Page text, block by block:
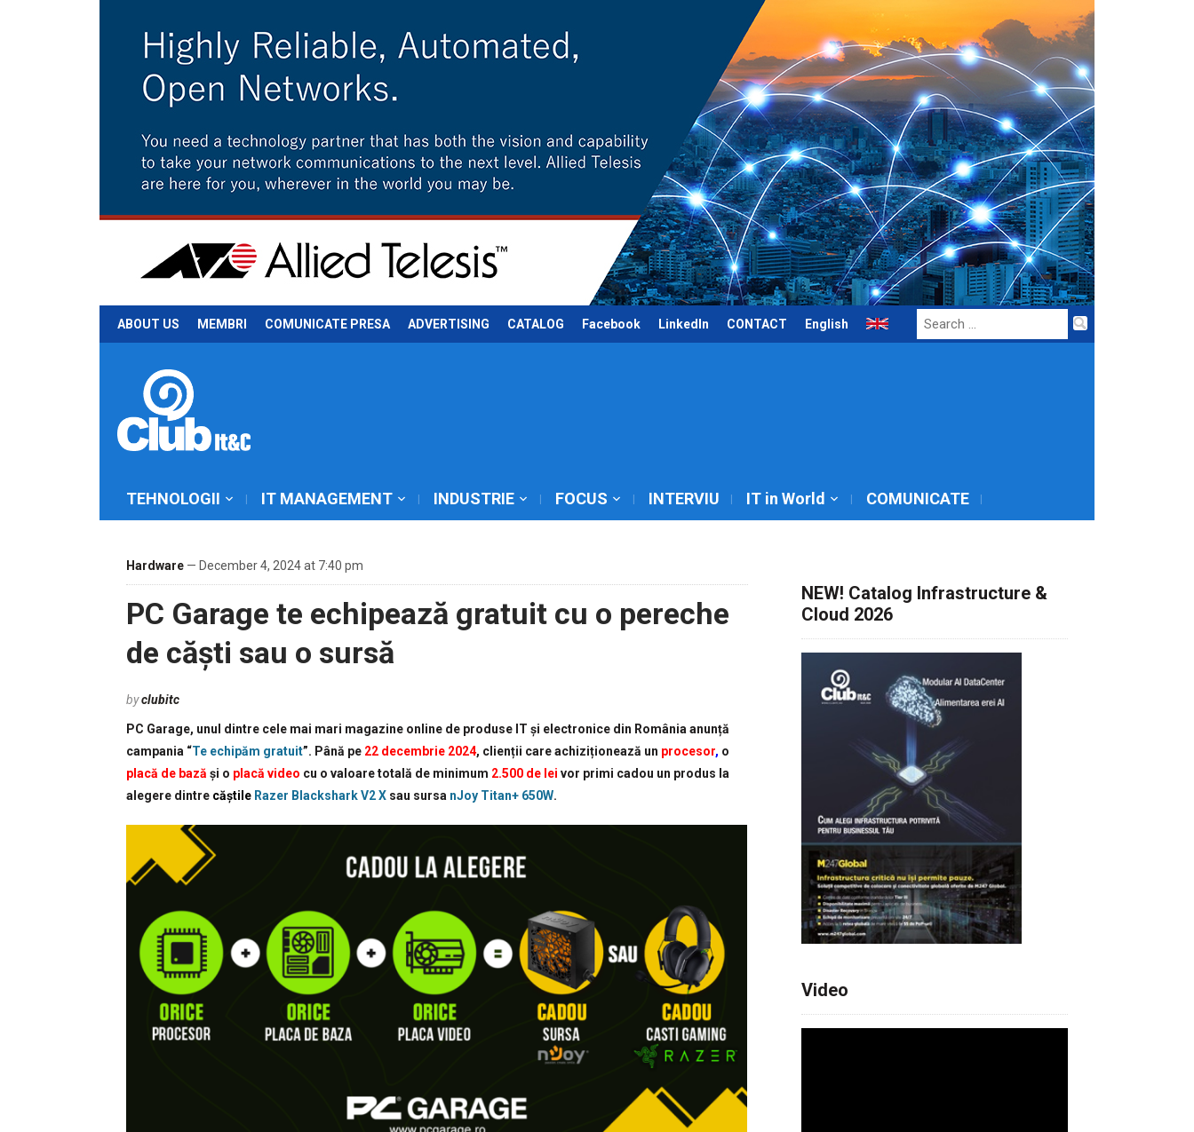
ABOUT US MEMBRI COMUNICATE PRESA ADVERTISING CATALOG Facebook LinkedIn CONTACT English
Search
for:
TEHNOLOGII IT MANAGEMENT INDUSTRIE FOCUS INTERVIU IT in World COMUNICATE
Hardware — December 4, 2024 at 7:40 pm
PC Garage te echipează gratuit cu o pereche
de căști sau o sursă
byclubitc
PC Garage, unul dintre cele mai mari magazine online de produse IT și electronice din România anunță
campania “Te echipăm gratuit”. Până pe 22 decembrie 2024, clienții care achiziționează un procesor, o
placă de bază și o placă video cu o valoare totală de minimum 2.500 de lei vor primi cadou un produs la
alegere dintre căștile Razer Blackshark V2 X sau sursa nJoy Titan+ 650W.
NEW! Catalog Infrastructure &
Cloud 2026
Video